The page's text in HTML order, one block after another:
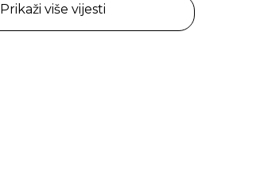
Prikaži više vijesti